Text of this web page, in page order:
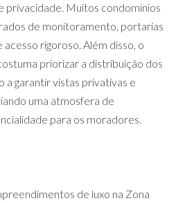
privacidade. Muitos condomínios
de monitoramento, portarias
rigoroso. Além disso, o
priorizar a distribuição dos
a garantir vistas privativas e
uma atmosfera de
para os moradores.
de luxo na Zona